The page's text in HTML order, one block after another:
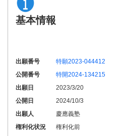
基本情報
出願番号
特願2023-044412
公開番号
特開2024-134215
出願日
2023/3/20
公開日
2024/10/3
出願人
慶應義塾
権利化状況
権利化前